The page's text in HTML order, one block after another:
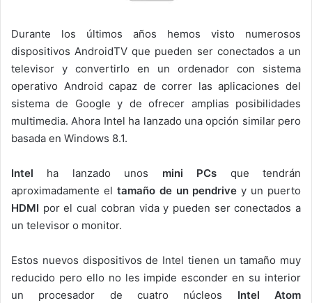
Durante los últimos años hemos visto numerosos
dispositivos AndroidTV que pueden ser conectados a un
televisor y convertirlo en un ordenador con sistema
operativo Android capaz de correr las aplicaciones del
sistema de Google y de ofrecer amplias posibilidades
multimedia. Ahora Intel ha lanzado una opción similar pero
basada en Windows 8.1.
Intel ha lanzado unos mini PCs que tendrán
aproximadamente el tamaño de un pendrive y un puerto
HDMI por el cual cobran vida y pueden ser conectados a
un televisor o monitor.
Estos nuevos dispositivos de Intel tienen un tamaño muy
reducido pero ello no les impide esconder en su interior
un procesador de cuatro núcleos Intel Atom